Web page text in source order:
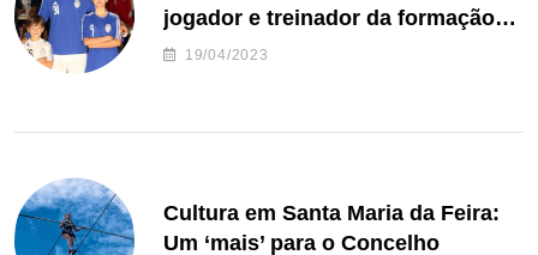
jogador e treinador da formação
de andebol do Feirense
19/04/2023
Cultura em Santa Maria da Feira:
Um ‘mais’ para o Concelho